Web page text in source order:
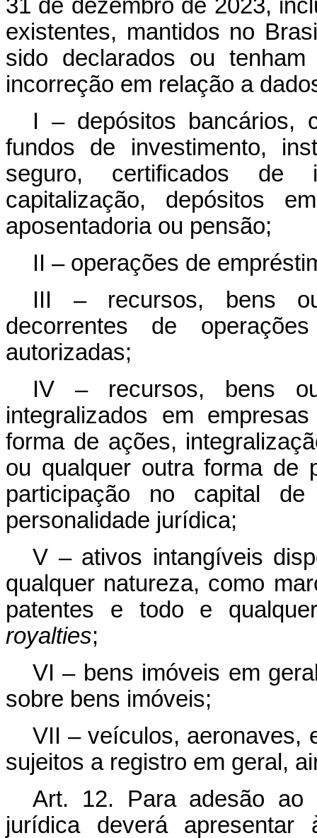
31 de dezembro de 2023,
existentes, mantidos no
sido declarados ou
incorreção em relação a
I – depósitos bancários,
fundos de investimento,
seguro, certificados de
capitalização, depósitos
aposentadoria ou pensão;
II – operações de
III – recursos, bens
decorrentes de
autorizadas;
IV – recursos, bens
integralizados em
forma de ações,
ou qualquer outra forma de
participação no capital
personalidade jurídica;
V – ativos intangíveis
qualquer natureza, como
patentes e todo e
royalties;
VI – bens imóveis em
sobre bens imóveis;
VII – veículos, aeronaves,
sujeitos a registro em geral,
Art. 12. Para adesão ao
jurídica deverá